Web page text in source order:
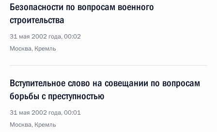
Безопасности по вопросам военного
строительства
31 мая 2002 года, 00:02
Москва, Кремль
Вступительное слово на совещании по вопросам
борьбы с преступностью
31 мая 2002 года, 00:01
Москва, Кремль